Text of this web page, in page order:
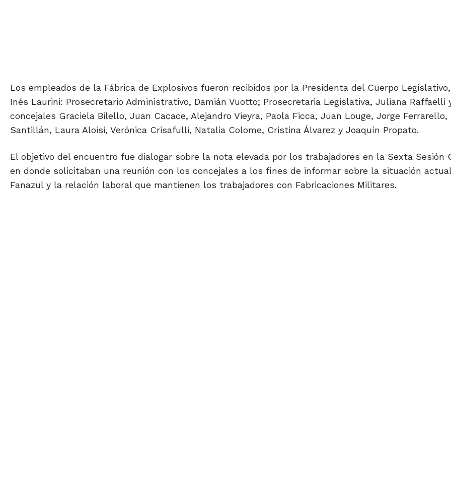
Los empleados de la Fábrica de Explosivos fueron recibidos por la Presidenta del Cuerpo
Inés Laurini: Prosecretario Administrativo, Damián Vuotto; Prosecretaria Legislativa, Juliana Raffaelli
concejales Graciela Bilello, Juan Cacace, Alejandro Vieyra, Paola Ficca, Juan Louge, Jorge Ferrarello,
Santillán, Laura Aloisi, Verónica Crisafulli, Natalia Colome, Cristina Álvarez y Joaquín Propato.
El objetivo del encuentro fue dialogar sobre la nota elevada por los trabajadores en la Sexta Sesión
en donde solicitaban una reunión con los concejales a los fines de informar sobre la situación
Fanazul y la relación laboral que mantienen los trabajadores con Fabricaciones Militares.